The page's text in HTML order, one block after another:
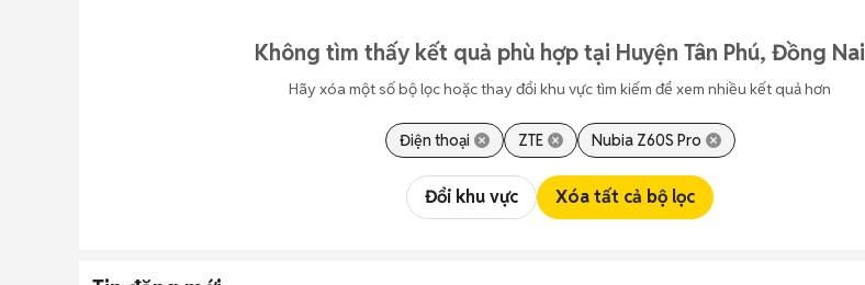
Không tìm thấy kết quả phù hợp tại Huyện Tân Phú, Đồng Nai
Hãy xóa một số bộ lọc hoặc thay đổi khu vực tìm kiếm để xem nhiều kết quả hơn
Điện thoại ZTE Nubia Z60S Pro
Đổi khu vực Xóa tất cả bộ lọc